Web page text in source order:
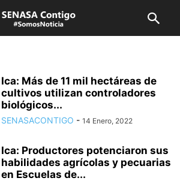
Ica: Más de 11 mil hectáreas de
cultivos utilizan controladores
biológicos...
SENASACONTIGO - 14 Enero, 2022
Ica: Productores potenciaron sus
habilidades agrícolas y pecuarias
en Escuelas de...